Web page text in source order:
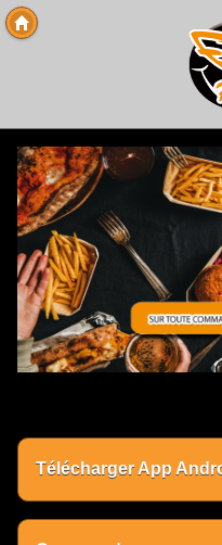
Télécharger App
Copyright 2013 Des-Click